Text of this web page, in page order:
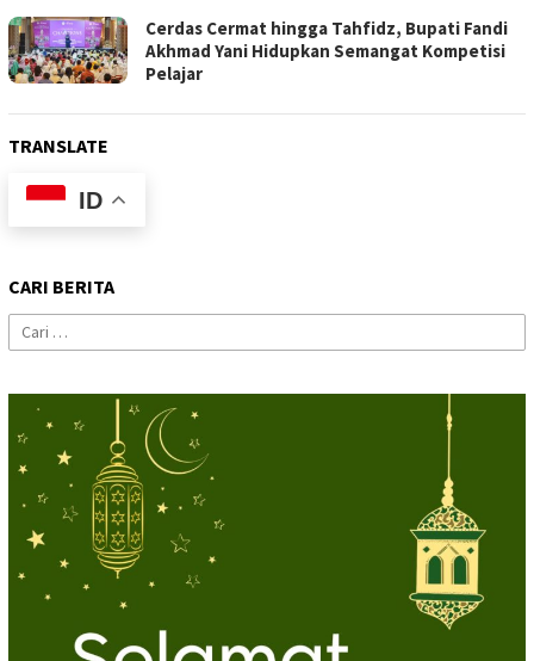
Cerdas Cermat hingga Tahfidz, Bupati Fandi
Akhmad Yani Hidupkan Semangat Kompetisi
Pelajar
TRANSLATE
ID
CARI BERITA
Cari
untuk: